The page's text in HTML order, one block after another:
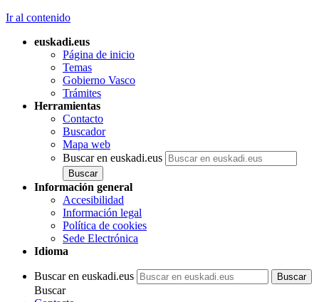
Ir al contenido
euskadi.eus
Página de inicio
Temas
Gobierno Vasco
Trámites
Herramientas
Contacto
Buscador
Mapa web
Buscar en euskadi.eus
Información general
Accesibilidad
Información legal
Política de cookies
Sede Electrónica
Idioma
Buscar en euskadi.eus
Buscar